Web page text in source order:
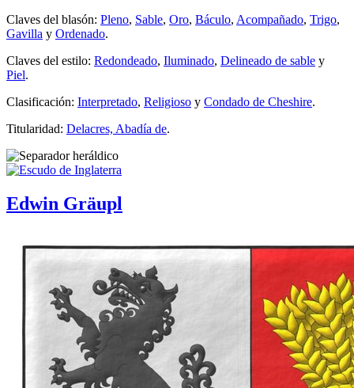
Claves del blasón: Pleno, Sable, Oro, Báculo, Acompañado, Trigo,
Gavilla y Ordenado.
Claves del estilo: Redondeado, Iluminado, Delineado de sable y
Piel.
Clasificación: Interpretado, Religioso y Condado de Cheshire.
Titularidad: Delacres, Abadía de.
Edwin Gräupl